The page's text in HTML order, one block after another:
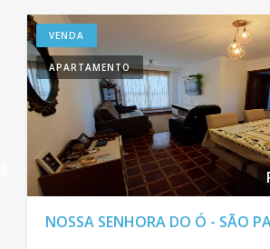
VENDA
APARTAMENTO
NOSSA SENHORA DO Ó - SÃO